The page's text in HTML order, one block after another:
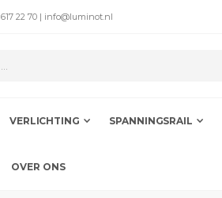
617 22 70 | info@luminot.nl
VERLICHTING SPANNINGSRAIL
OVER ONS